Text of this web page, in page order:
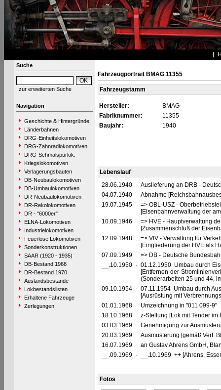
Suche
zur erweiterten Suche
Navigation
Geschichte & Hintergründe
Länderbahnen
DRG-Einheitslokomotiven
DRG-Zahnradlokomotiven
DRG-Schmalspurlok.
Kriegslokomotiven
Verlagerungsbauten
DB-Neubaulokomotiven
DB-Umbaulokomotiven
DR-Neubaulokomotiven
DR-Rekolokomotiven
DR - "6000er"
ELNA-Lokomotiven
Industrielokomotiven
Feuerlose Lokomotiven
Sonderkonstruktionen
SAAR (1920 - 1935)
DB-Bestand 1968
DR-Bestand 1970
Auslandsbestände
Lokbestandslisten
Erhaltene Fahrzeuge
Zerlegungen
Fahrzeugportrait BMAG 11355
Fahrzeugstamm
Hersteller:
BMAG
Fabriknummer:
11355
Baujahr:
1940
Lebenslauf
28.06.1940
Auslieferung an DRB -
04.07.1940
Abnahme
19.07.1945
=> OBL-USZ -
[Eisenbahnverwaltung der
10.09.1946
=> HVE - Hauptverwaltung
[Zusammenschluß der
12.09.1948
=> VfV - Verwaltung für
[Eingliederung der HVE als
07.09.1949
=> DB - Deutsche
__.10.1950 - 01.12.1950 Umbau durch
[Entfernen der
(Sonderarbeiten 25 und 44,
09.10.1954 - 07.11.1954 Umbau durch
[Ausrüstung mit
01.01.1968
Umzeichnung in "011 099-9"
18.10.1968
z-Stellung [Lok mit Tender im
03.03.1969
Genehmigung zur
20.03.1969
Ausmusterung [gemäß Verf.
16.07.1969
an Gustav Ahrens GmbH,
__.09.1969 - __.10.1969 ++ [Ahrens,
Fotos